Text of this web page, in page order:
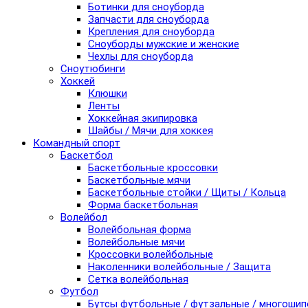
Ботинки для сноуборда
Запчасти для сноуборда
Крепления для сноуборда
Сноуборды мужские и женские
Чехлы для сноуборда
Сноутюбинги
Хоккей
Клюшки
Ленты
Хоккейная экипировка
Шайбы / Мячи для хоккея
Командный спорт
Баскетбол
Баскетбольные кроссовки
Баскетбольные мячи
Баскетбольные стойки / Щиты / Кольца
Форма баскетбольная
Волейбол
Волейбольная форма
Волейбольные мячи
Кроссовки волейбольные
Наколенники волейбольные / Защита
Сетка волейбольная
Футбол
Бутсы футбольные / футзальные /